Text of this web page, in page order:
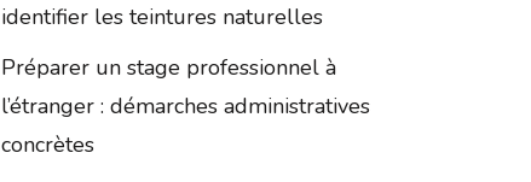
identifier les teintures naturelles
Préparer un stage professionnel à
l’étranger : démarches administratives
concrètes